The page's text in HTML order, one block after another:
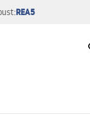
REA5